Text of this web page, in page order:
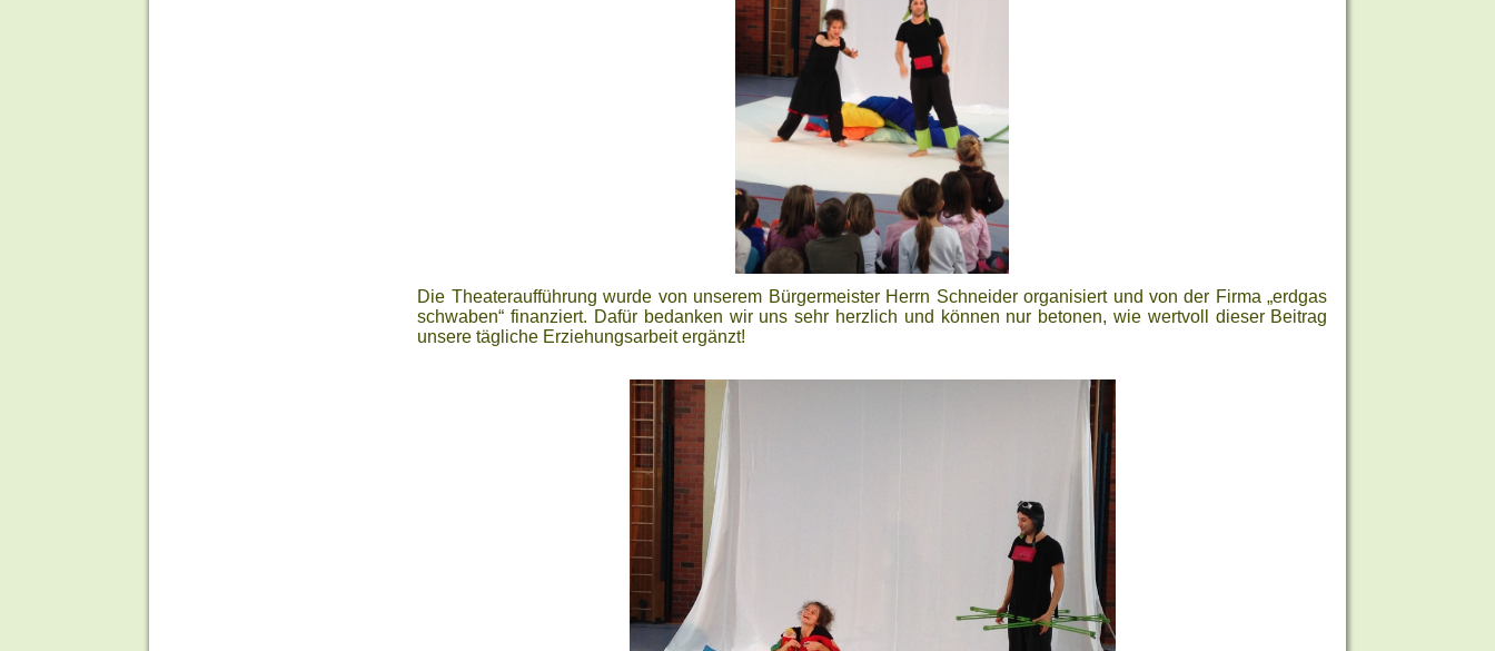
Die Theateraufführung wurde von unserem Bürgermeister Herrn Schneider organisiert und von der Firma „erdgas
schwaben“ finanziert. Dafür bedanken wir uns sehr herzlich und können nur betonen, wie wertvoll dieser Beitrag
unsere tägliche Erziehungsarbeit ergänzt!